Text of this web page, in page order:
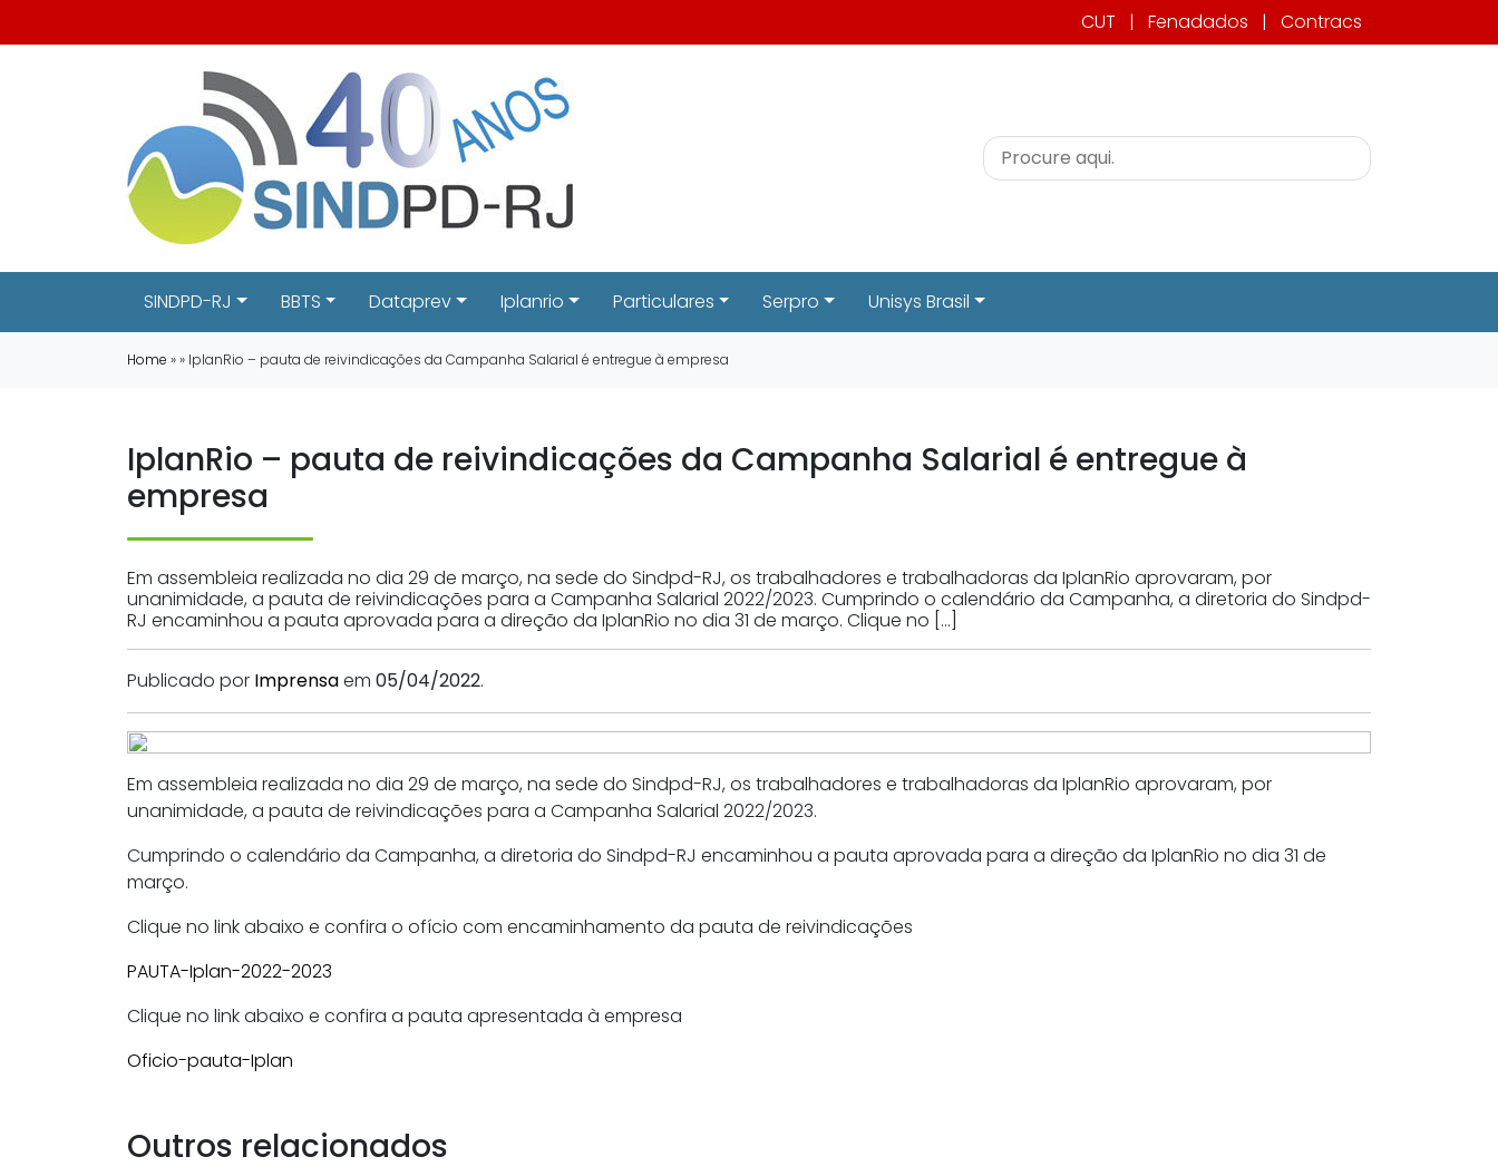
CUT | Fenadados | Contracs
SINDPD-RJ BBTS Dataprev Iplanrio Particulares Serpro Unisys Brasil
Home » » IplanRio – pauta de reivindicações da Campanha Salarial é entregue à empresa
IplanRio – pauta de reivindicações da Campanha Salarial é entregue à
empresa
Em assembleia realizada no dia 29 de março, na sede do Sindpd-RJ, os trabalhadores e trabalhadoras da IplanRio aprovaram, por
unanimidade, a pauta de reivindicações para a Campanha Salarial 2022/2023. Cumprindo o calendário da Campanha, a diretoria do Sindpd-
RJ encaminhou a pauta aprovada para a direção da IplanRio no dia 31 de março. Clique no […]
Publicado por Imprensaem 05/04/2022.
Em assembleia realizada no dia 29 de março, na sede do Sindpd-RJ, os trabalhadores e trabalhadoras da IplanRio aprovaram, por
unanimidade, a pauta de reivindicações para a Campanha Salarial 2022/2023.
Cumprindo o calendário da Campanha, a diretoria do Sindpd-RJ encaminhou a pauta aprovada para a direção da IplanRio no dia 31 de
março.
Clique no link abaixo e confira o ofício com encaminhamento da pauta de reivindicações
PAUTA-Iplan-2022-2023
Clique no link abaixo e confira a pauta apresentada à empresa
Oficio-pauta-Iplan
Outros relacionados